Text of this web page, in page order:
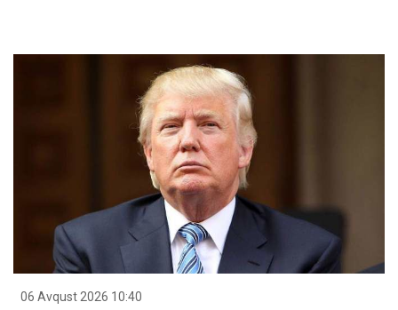
06 Avqust 2026 10:40